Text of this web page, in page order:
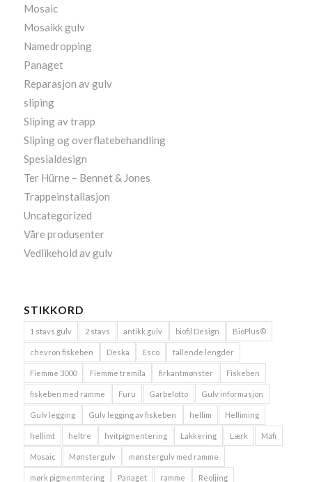
Mosaic
Mosaikk gulv
Namedropping
Panaget
Reparasjon av gulv
sliping
Sliping av trapp
Sliping og overflatebehandling
Spesialdesign
Ter Hürne – Bennet & Jones
Trappeinstallasjon
Uncategorized
Våre produsenter
Vedlikehold av gulv
STIKKORD
1 stavs gulv 2 stavs antikk gulv biofil Design BioPlus©
chevron fiskeben Deska Esco fallende lengder
Fiemme 3000 Fiemme tremila firkantmønster Fiskeben
fiskeben med ramme Furu Garbelotto Gulv informasjon
Gulv legging Gulv legging av fiskeben hellim Helliming
hellimt heltre hvitpigmentering Lakkering Lærk Mafi
Mosaic Mønstergulv mønstergulv med ramme
mørk pigmenmtering Panaget ramme Reoljing